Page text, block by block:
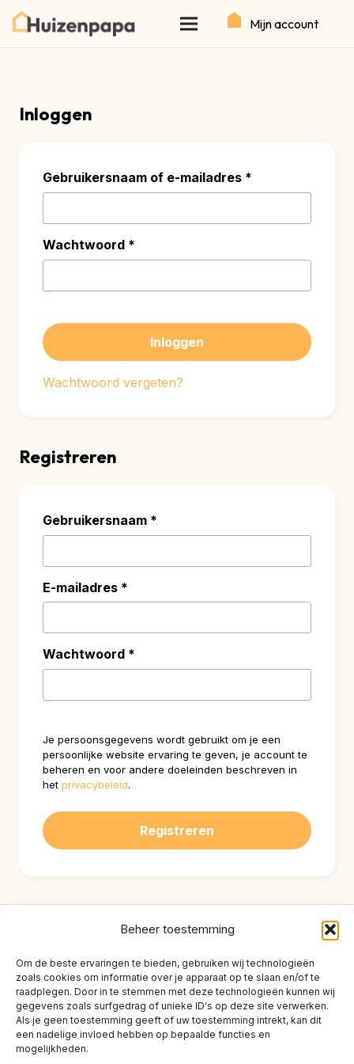
Beheer toestemming
Om de beste ervaringen te bieden, gebruiken wij technologieën
zoals cookies om informatie over je apparaat op te slaan en/of te
raadplegen. Door in te stemmen met deze technologieën kunnen wij
gegevens zoals surfgedrag of unieke ID's op deze site verwerken.
Als je geen toestemming geeft of uw toestemming intrekt, kan dit
een nadelige invloed hebben op bepaalde functies en
mogelijkheden.
Mijn account
Inloggen
Gebruikersnaam of e-mailadres *
Wachtwoord *
Inloggen
Wachtwoord vergeten?
Registreren
Gebruikersnaam *
E-mailadres *
Wachtwoord *
Je persoonsgegevens wordt gebruikt om je een
persoonlijke website ervaring te geven, je account te
beheren en voor andere doeleinden beschreven in
het privacybeleid.
Registreren
FAQ
Contact